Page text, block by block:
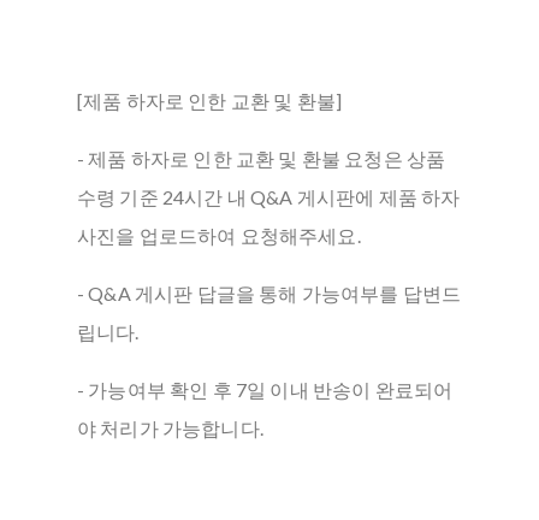
[제품 하자로 인한 교환 및 환불]
- 제품 하자로 인한 교환 및 환불 요청은 상품
수령 기준 24시간 내 Q&A 게시판에 제품 하자
사진을 업로드하여 요청해주세요.
- Q&A 게시판 답글을 통해 가능여부를 답변드
립니다.
- 가능여부 확인 후 7일 이내 반송이 완료되어
야 처리가 가능합니다.